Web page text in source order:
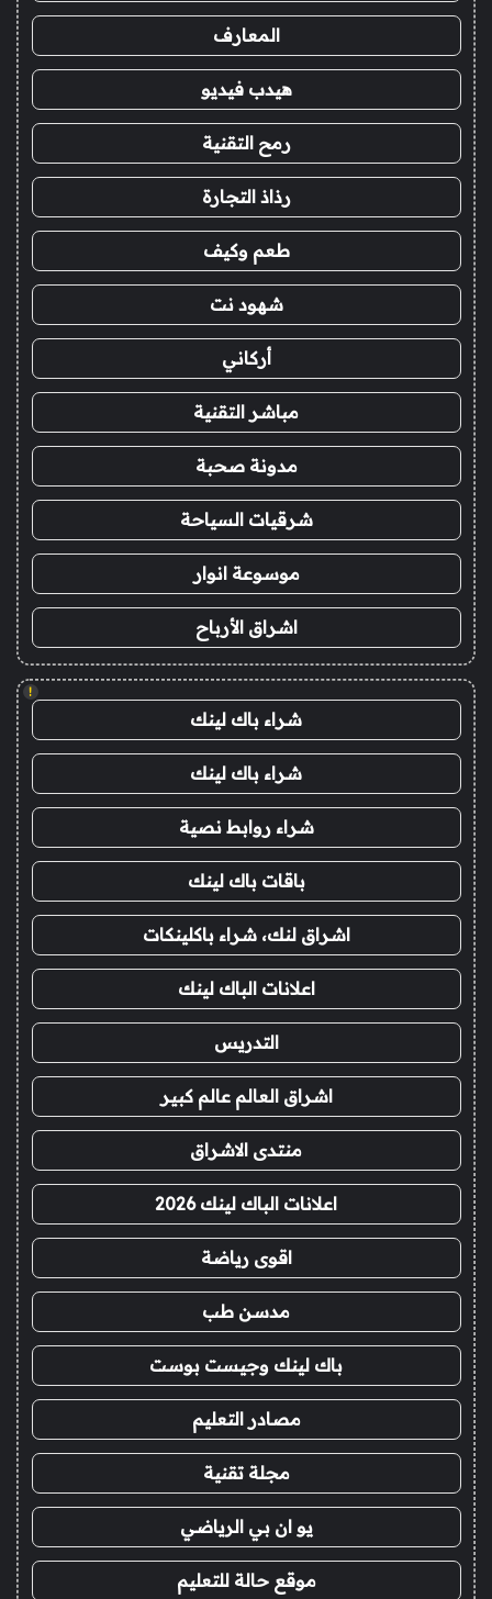
المعارف
هيدب فيديو
رمح التقنية
رذاذ التجارة
طعم وكيف
شهود نت
أركاني
مباشر التقنية
مدونة صحبة
شرقيات السياحة
موسوعة انوار
اشراق الأرباح
!
شراء باك لينك
شراء باك لينك
شراء روابط نصية
باقات باك لينك
اشراق لنك، شراء باكلينكات
اعلانات الباك لينك
التدريس
اشراق العالم عالم كبير
منتدى الاشراق
اعلانات الباك لينك 2026
اقوى رياضة
مدسن طب
باك لينك وجيست بوست
مصادر التعليم
مجلة تقنية
يو ان بي الرياضي
موقع حالة للتعليم